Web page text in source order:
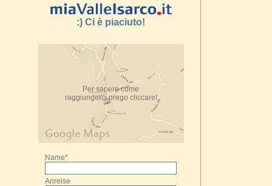
:) Ci è piaciuto!
Per sapere come
raggiungerci prego cliccare!
Name*
Anreise